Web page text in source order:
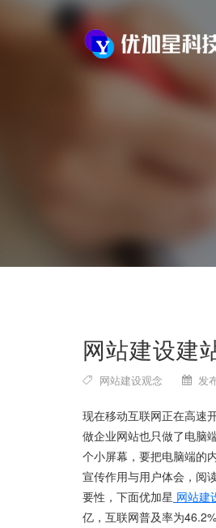
网站建设建
网站建设观念 发
现在移动互联网正在高速
做企业网站也只做了电脑
个小屏幕，要把电脑端的
宣传作用与用户体会，阅
要性，下面优加星 网站建
亿，互联网普及率为